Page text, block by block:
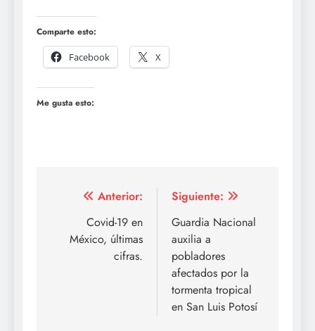
Comparte esto:
Facebook
X
Me gusta esto:
Navegación
entradas
Anterior:
Covid-19 en
México, últimas
cifras.
Siguiente:
Guardia Nacional
auxilia a
pobladores
afectados por la
tormenta tropical
en San Luis Potosí